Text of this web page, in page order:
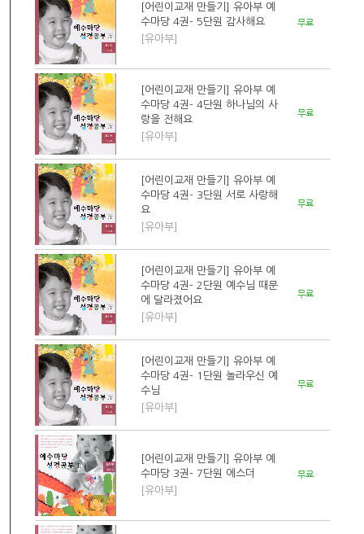
[어린이교재 만들기] 유아부 예
수마당 4권- 5단원 감사해요
[유아부]
무료
[어린이교재 만들기] 유아부 예
수마당 4권- 4단원 하나님의 사
랑을 전해요
[유아부]
무료
[어린이교재 만들기] 유아부 예
수마당 4권- 3단원 서로 사랑해
요
[유아부]
무료
[어린이교재 만들기] 유아부 예
수마당 4권- 2단원 예수님 때문
에 달라졌어요
[유아부]
무료
[어린이교재 만들기] 유아부 예
수마당 4권- 1단원 놀라우신 예
수님
[유아부]
무료
[어린이교재 만들기] 유아부 예
수마당 3권- 7단원 에스더
[유아부]
무료